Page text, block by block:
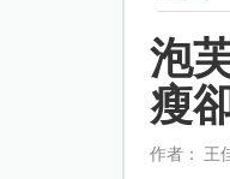
泡
瘦
作者： 王